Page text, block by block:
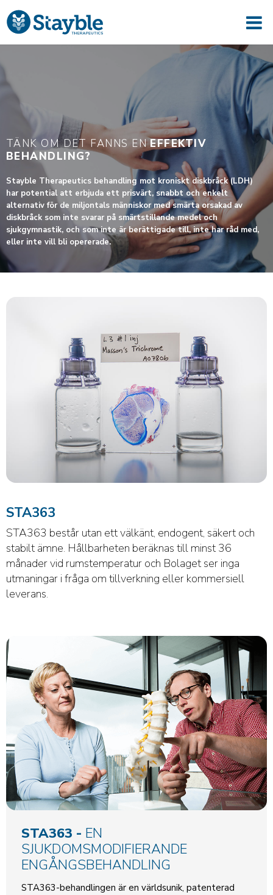
TÄNK OM DET FANNS ENEFFEKTIV
BEHANDLING?
Stayble Therapeutics behandling mot kroniskt diskbråck (LDH)
har potential att erbjuda ett prisvärt, snabbt och enkelt
alternativ för de miljontals människor med smärta orsakad av
diskbråck som inte svarar på smärtstillande medel och
sjukgymnastik, och som inte är berättigade till, inte har råd med,
eller inte vill bli opererade.
STA363
STA363 består utan ett välkänt, endogent, säkert och
stabilt ämne. Hållbarheten beräknas till minst 36
månader vid rumstemperatur och Bolaget ser inga
utmaningar i fråga om tillverkning eller kommersiell
leverans.
STA363 - EN
SJUKDOMSMODIFIERANDE
ENGÅNGSBEHANDLING
STA363-behandlingen är en världsunik, patenterad